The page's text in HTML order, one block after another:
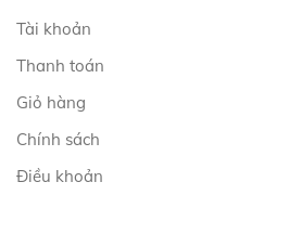
Tài khoản
Thanh toán
Giỏ hàng
Chính sách
Điều khoản